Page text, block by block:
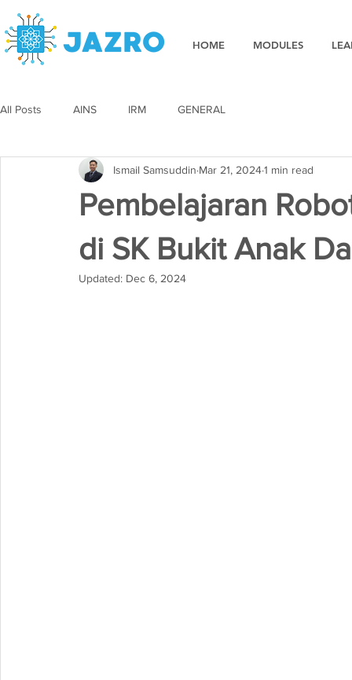
HOME MODULES
All Posts AINS IRM GENERAL
Pembelajaran
di SK Bukit Anak
Ismail Samsuddin Mar 21, 20241 min read
Updated: Dec 6, 2024